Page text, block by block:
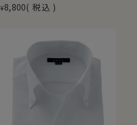
¥8,800 税込